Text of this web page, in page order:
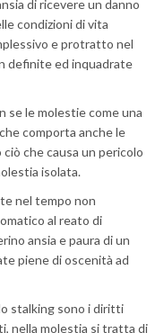
di ricevere un danno
condizioni di vita
e protratto nel
definite ed inquadrate
se le molestie come una
comporta anche le
che causa un pericolo
isolata.
nel tempo non
al reato di
ansia e paura di un
piene di oscenità ad
stalking sono i diritti
nella molestia si tratta di